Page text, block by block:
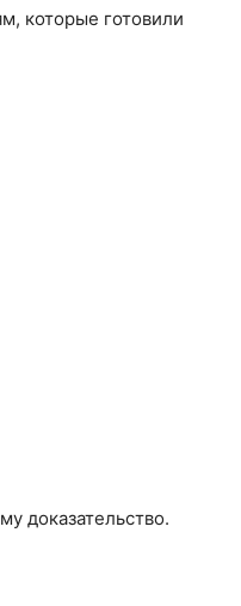
которые готовили
доказательство.